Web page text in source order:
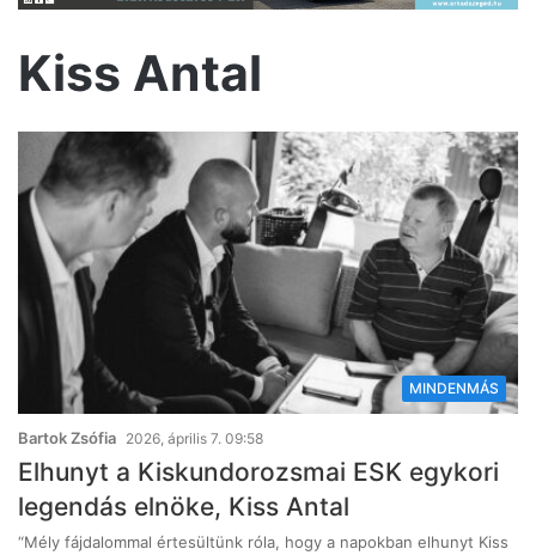
Kiss Antal
MINDENMÁS
Bartok Zsófia 2026, április 7. 09:58
Elhunyt a Kiskundorozsmai ESK egykori
legendás elnöke, Kiss Antal
“Mély fájdalommal értesültünk róla, hogy a napokban elhunyt Kiss